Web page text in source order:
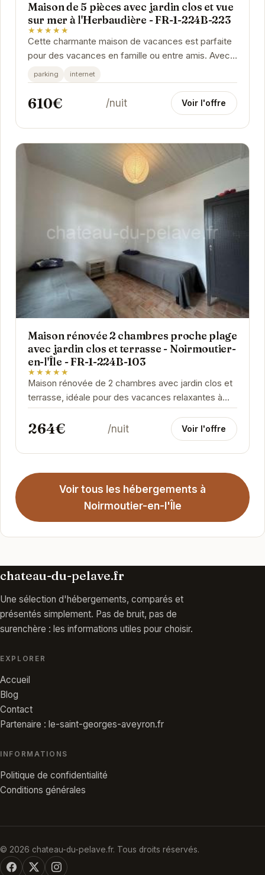
Maison de 5 pièces avec jardin clos et vue
sur mer à l'Herbaudière - FR-1-224B-223
★★★★★
Cette charmante maison de vacances est parfaite
pour des vacances en famille ou entre amis. Avec
son jardin clos, les enfants pourront jouer en
toute...
parking internet
610€ /nuit Voir l'offre
Maison rénovée 2 chambres proche plage
avec jardin clos et terrasse - Noirmoutier-
en-l'Île - FR-1-224B-103
★★★★★
Maison rénovée de 2 chambres avec jardin clos et
terrasse, idéale pour des vacances relaxantes à
Noirmoutier-en-l'Île. Proche de la plage et des...
264€ /nuit Voir l'offre
Voir tous les hébergements à
Noirmoutier-en-l'Île
chateau-du-pelave.fr
Une sélection d'hébergements, comparés et
présentés simplement. Pas de bruit, pas de
surenchère : les informations utiles pour choisir.
EXPLORER
Accueil
Blog
Contact
Partenaire : le-saint-georges-aveyron.fr
INFORMATIONS
Politique de confidentialité
Conditions générales
© 2026 chateau-du-pelave.fr. Tous droits réservés.